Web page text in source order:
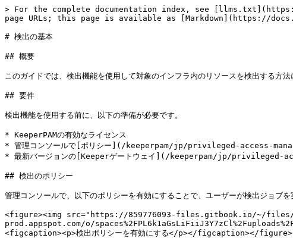
> For the complete documentation index, see
page URLs; this page is available as [Markdown](https://
# 検出の基本
## 概要
このガイドでは、検出機能を使用して対象のインフラ内のリソースを検出する方法
## 要件
検出機能を使用する前に、以下の準備が必要です。
* KeeperPAMの有効なライセンス
* 管理コンソールで[ポリシー](/keeperpam/jp/privileged-access-
* 最新バージョンの[Keeperゲートウェイ](/keeperpam/jp/privileged-
## 検出のポリシー
管理コンソールで、以下のポリシーを有効にすることで、ユーザーが検出ジョブを
<figure><img src="https://859776093-files.gitbook.io/~/
prod.appspot.com/o/
<figcaption><p>検出ポリシーを有効にする</p></figcaption></figure>